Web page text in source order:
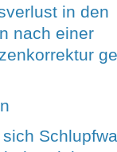
in den
nach einer